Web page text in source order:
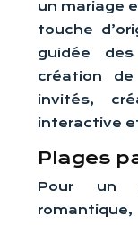
un mariage
touche
guidée
création
invités,
interactive
Plages
Pour un